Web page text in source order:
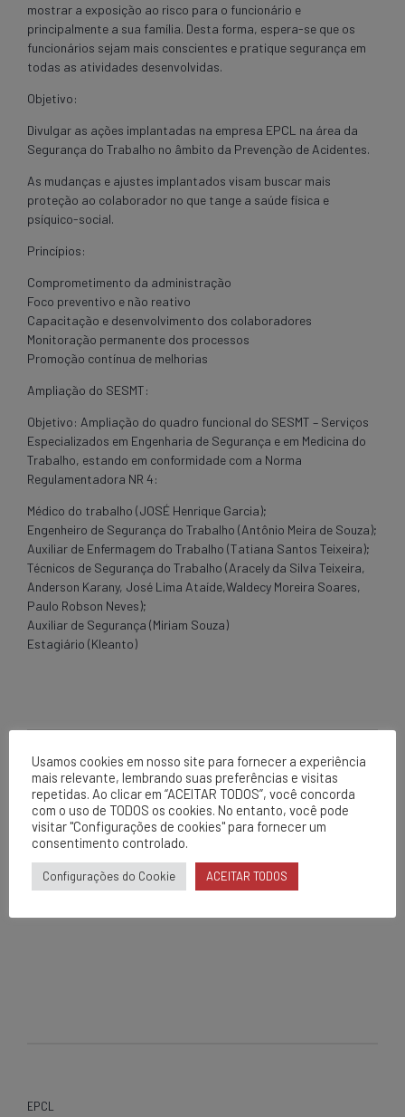
mostrar a exposição ao risco para o funcionário e
principalmente a sua família. Desta forma, espera-se que os
funcionários sejam mais conscientes e pratique segurança em
todas as atividades desenvolvidas.
Objetivo:
Divulgar as ações implantadas na empresa EPCL na área da
Segurança do Trabalho no âmbito da Prevenção de Acidentes.
As mudanças e ajustes implantados visam buscar mais
proteção ao colaborador no que tange a saúde física e
psíquico-social.
Princípios:
Comprometimento da administração
Foco preventivo e não reativo
Capacitação e desenvolvimento dos colaboradores
Monitoração permanente dos processos
Promoção contínua de melhorias
Ampliação do SESMT:
Objetivo: Ampliação do quadro funcional do SESMT – Serviços
Especializados em Engenharia de Segurança e em Medicina do
Trabalho, estando em conformidade com a Norma
Regulamentadora NR 4:
Médico do trabalho (JOSÉ Henrique Garcia);
Engenheiro de Segurança do Trabalho (Antônio Meira de Souza);
Auxiliar de Enfermagem do Trabalho (Tatiana Santos Teixeira);
Técnicos de Segurança do Trabalho (Aracely da Silva Teixeira,
Anderson Karany, José Lima Ataíde,Waldecy Moreira Soares,
Paulo Robson Neves);
Auxiliar de Segurança (Miriam Souza)
Estagiário (Kleanto)
PREVIOUS
2º Rodeio Coelba
Ampliação e melhorias do
EPCL
Usamos cookies em nosso site para fornecer a experiência
mais relevante, lembrando suas preferências e visitas
repetidas. Ao clicar em “ACEITAR TODOS”, você concorda
com o uso de TODOS os cookies. No entanto, você pode
visitar "Configurações de cookies" para fornecer um
consentimento controlado.
Configurações do Cookie ACEITAR TODOS